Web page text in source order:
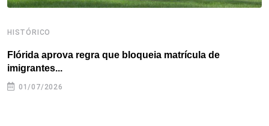
HISTÓRICO
Flórida aprova regra que bloqueia matrícula de
imigrantes...
01/07/2026